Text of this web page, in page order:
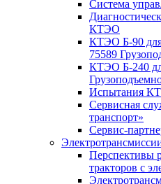
Система
КТЭО
КТЭО Б-90
75589
КТЭО Б-240
Испытания
Сервисная
транспорт»
Сервис-
Перспективы
тракторов с